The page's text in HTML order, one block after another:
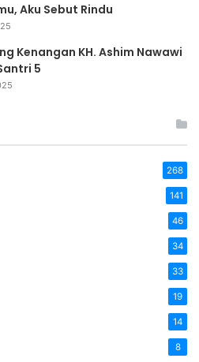
Aku Sebut Rindu
Kenangan KH. Ashim Nawawi
5
268
141
46
34
33
19
14
8